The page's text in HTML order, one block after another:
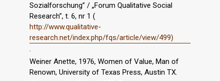
Sozialforschung” / „Forum Qualitative Social
Research”, t. 6, nr 1 (
http://www.qualitative-
research.net/index.php/fqs/article/view/499)
.
Weiner Anette, 1976, Women of Value, Man of
Renown, University of Texas Press, Austin TX.